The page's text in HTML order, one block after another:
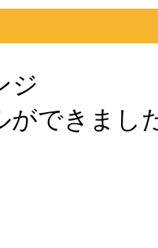
ジ
ができまし